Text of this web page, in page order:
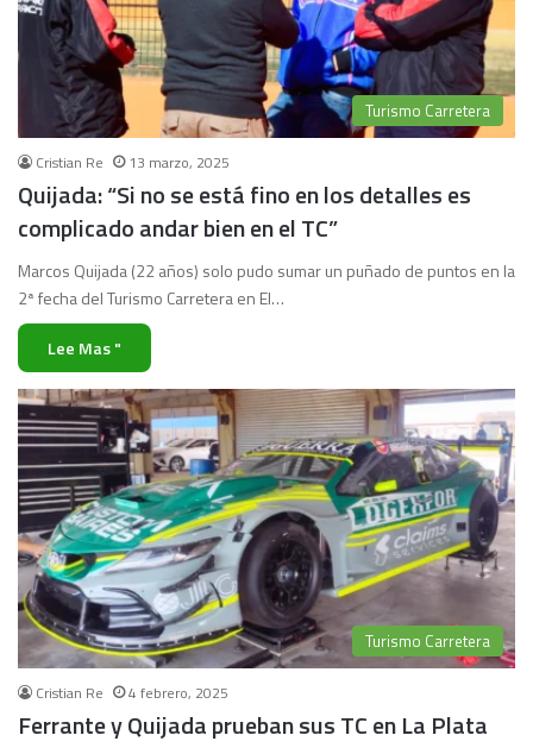
Turismo Carretera
Cristian Re 13 marzo, 2025
Quijada: “Si no se está fino en los detalles es
complicado andar bien en el TC”
Marcos Quijada (22 años) solo pudo sumar un puñado de puntos en la
2ª fecha del Turismo Carretera en El…
Lee Mas "
Turismo Carretera
Cristian Re 4 febrero, 2025
Ferrante y Quijada prueban sus TC en La Plata